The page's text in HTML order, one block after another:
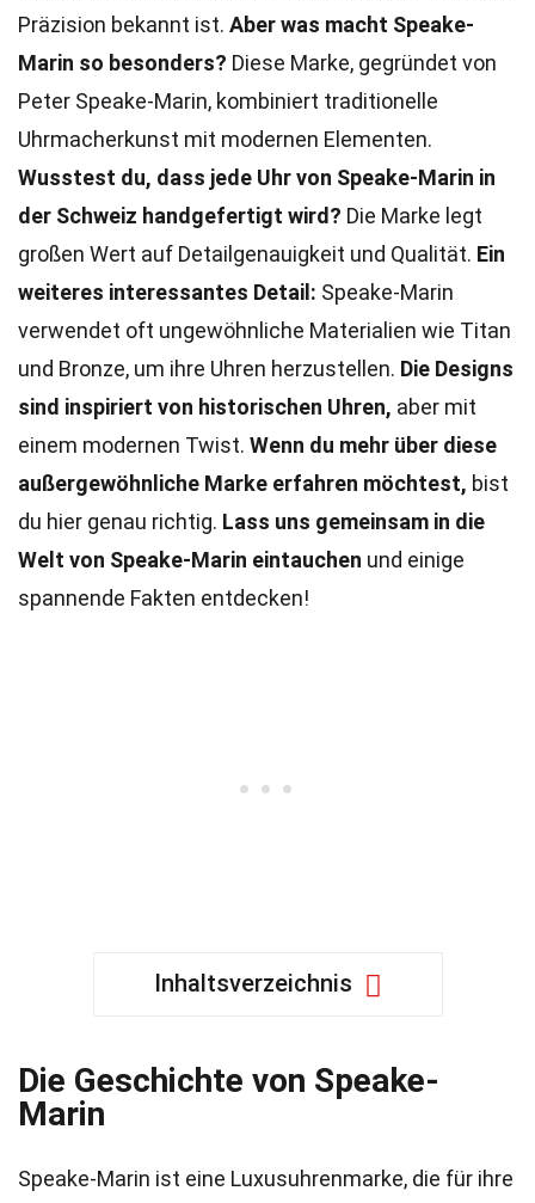
Präzision bekannt ist. Aber was macht Speake-
Marin so besonders? Diese Marke, gegründet von
Peter Speake-Marin, kombiniert traditionelle
Uhrmacherkunst mit modernen Elementen.
Wusstest du, dass jede Uhr von Speake-Marin in
der Schweiz handgefertigt wird? Die Marke legt
großen Wert auf Detailgenauigkeit und Qualität. Ein
weiteres interessantes Detail: Speake-Marin
verwendet oft ungewöhnliche Materialien wie Titan
und Bronze, um ihre Uhren herzustellen. Die Designs
sind inspiriert von historischen Uhren, aber mit
einem modernen Twist. Wenn du mehr über diese
außergewöhnliche Marke erfahren möchtest, bist
du hier genau richtig. Lass uns gemeinsam in die
Welt von Speake-Marin eintauchen und einige
spannende Fakten entdecken!
Inhaltsverzeichnis
Die Geschichte von Speake-
Marin
Speake-Marin ist eine Luxusuhrenmarke, die für ihre